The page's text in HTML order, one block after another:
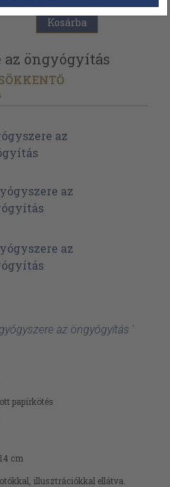
Kosárba
az öngyógyítás
az öngyógyítás '
papírkötés
cm
illusztrációkkal ellátva.